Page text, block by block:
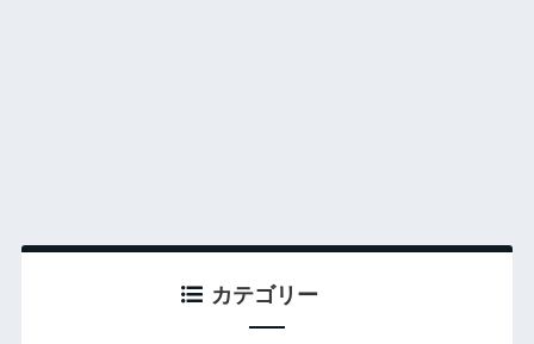
カテゴリー